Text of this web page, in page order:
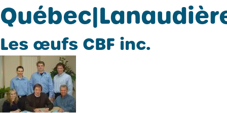
Les œufs CBF inc.